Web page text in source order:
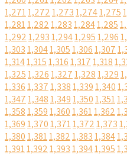
1,2711,2721,2731,2741,275
1,2811,2821,2831,2841,285
1,2921,2931,2941,2951,296
1,3031,3041,3051,3061,307
1,3141,3151,3161,3171,318
1,3251,3261,3271,3281,329
1,3361,3371,3381,3391,340
1,3471,3481,3491,3501,351
1,3581,3591,3601,3611,362
1,3691,3701,3711,3721,373
1,3801,3811,3821,3831,384
1,3911,3921,3931,3941,395